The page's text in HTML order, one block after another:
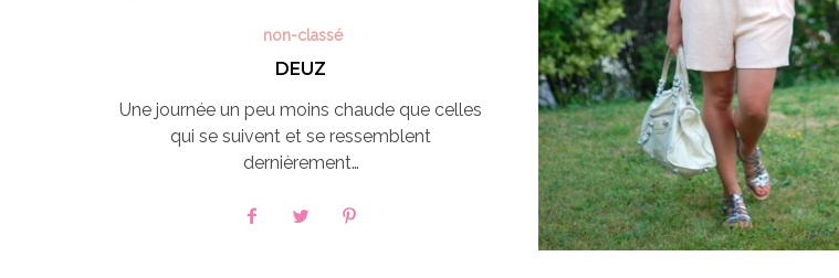
non-classé
DEUZ
Une journée un peu moins chaude que celles
qui se suivent et se ressemblent
dernièrement…